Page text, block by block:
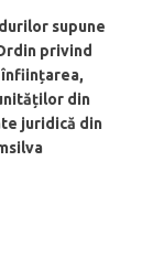
supune
privind
din
juridică din